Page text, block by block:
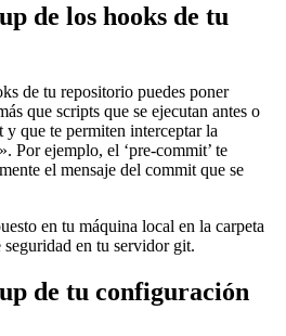
de los hooks de tu
de tu repositorio puedes poner
que scripts que se ejecutan antes o
y que te permiten interceptar la
Por ejemplo, el ‘pre-commit’ te
el mensaje del commit que se
en tu máquina local en la carpeta
en tu servidor git.
de tu configuración